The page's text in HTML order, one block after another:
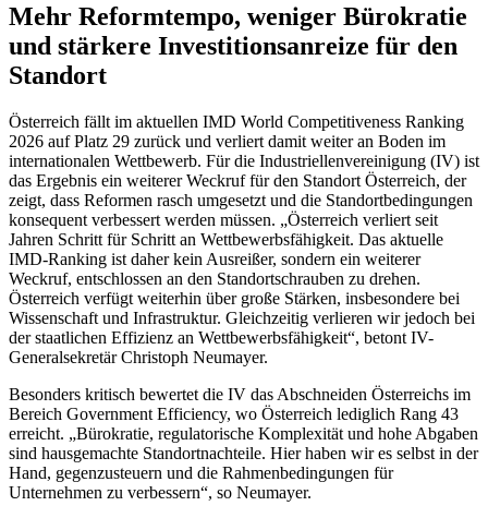
Mehr Reformtempo, weniger Bürokratie
und stärkere Investitionsanreize für den
Standort
Österreich fällt im aktuellen IMD World Competitiveness Ranking
2026 auf Platz 29 zurück und verliert damit weiter an Boden im
internationalen Wettbewerb. Für die Industriellenvereinigung (IV) ist
das Ergebnis ein weiterer Weckruf für den Standort Österreich, der
zeigt, dass Reformen rasch umgesetzt und die Standortbedingungen
konsequent verbessert werden müssen. „Österreich verliert seit
Jahren Schritt für Schritt an Wettbewerbsfähigkeit. Das aktuelle
IMD-Ranking ist daher kein Ausreißer, sondern ein weiterer
Weckruf, entschlossen an den Standortschrauben zu drehen.
Österreich verfügt weiterhin über große Stärken, insbesondere bei
Wissenschaft und Infrastruktur. Gleichzeitig verlieren wir jedoch bei
der staatlichen Effizienz an Wettbewerbsfähigkeit“, betont IV-
Generalsekretär Christoph Neumayer.
Besonders kritisch bewertet die IV das Abschneiden Österreichs im
Bereich Government Efficiency, wo Österreich lediglich Rang 43
erreicht. „Bürokratie, regulatorische Komplexität und hohe Abgaben
sind hausgemachte Standortnachteile. Hier haben wir es selbst in der
Hand, gegenzusteuern und die Rahmenbedingungen für
Unternehmen zu verbessern“, so Neumayer.